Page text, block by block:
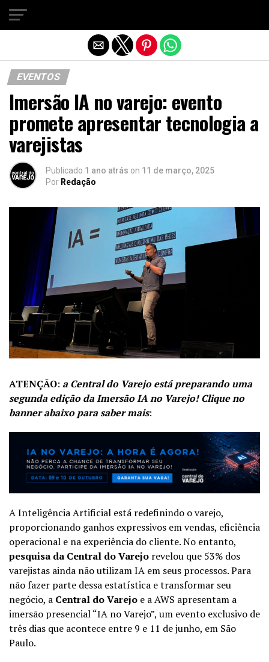
EVENTOS
Imersão IA no varejo: evento
promete apresentar tecnologia a
varejistas
Publicado 1 ano atrás on 11 de março, 2025
Por Redação
ATENÇÃO: a Central do Varejo está preparando uma
segunda edição da Imersão IA no Varejo! Clique no
banner abaixo para saber mais:
A Inteligência Artificial está redefinindo o varejo,
proporcionando ganhos expressivos em vendas, eficiência
operacional e na experiência do cliente. No entanto,
pesquisa da Central do Varejo revelou que 53% dos
varejistas ainda não utilizam IA em seus processos. Para
não fazer parte dessa estatística e transformar seu
negócio, a Central do Varejo e a AWS apresentam a
imersão presencial “IA no Varejo”, um evento exclusivo de
três dias que acontece entre 9 e 11 de junho, em São
Paulo.